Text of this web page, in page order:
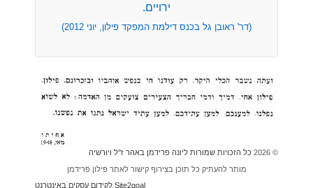
ירויים.
(דר' ראובן גל בכנס דילמת המפקד פילון, יוני 2012)
© 2026
כל הזכויות שמורות ליונה פרידמן באהר ז''ל ויורשיה
מותר להעתיק כל תוכן בצירוף קישור לאתר פילון פרידמן
Site2goal לקידום עסקים באינטרנט